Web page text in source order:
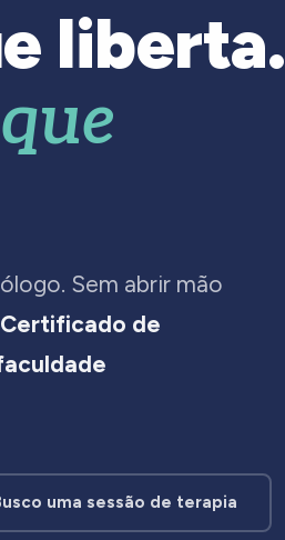
liberta.
Sem abrir mão
de
uma sessão de terapia